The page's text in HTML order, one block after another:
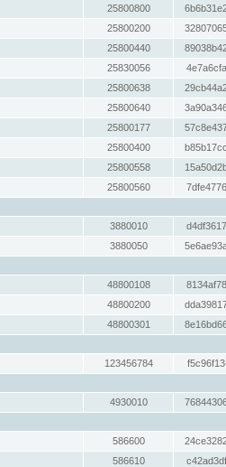
25800800
25800200
25800440
25830056
25800638
25800640
25800177
25800400
25800558
25800560
3880010
3880050
48800108
48800200
48800301
123456784
4930010
586600
586610